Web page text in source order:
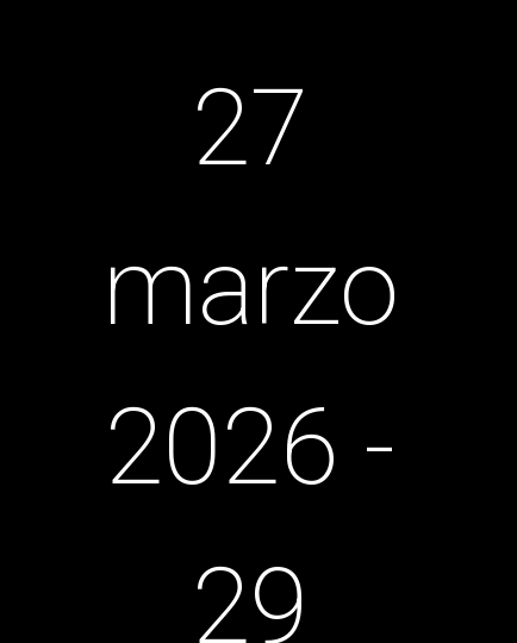
27
marzo
2026 -
29